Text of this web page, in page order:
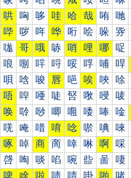
哄 哅 哆 哇 哈 哉 哊 哋
哔 哕 哖 哗 哘 哙 哚 哛
哤 哥 哦 哧 哨 哩 哪 哫
哴 哵 哶 哷 哸 哹 哺 哻
唄 唅 唆 唇 唈 唉 唊 唋
唔 唕 唖 唗 唘 唙 唚 唛
唤 唥 唦 唧 唨 唩 唪 唫
唴 唵 唶 唷 唸 唹 唺 唻
啄 啅 商 啇 啈 啉 啊 啋
啔 啕 啖 啗 啘 啙 啚 啛
啤 啥 啦 啧 啨 啩 啪 啫